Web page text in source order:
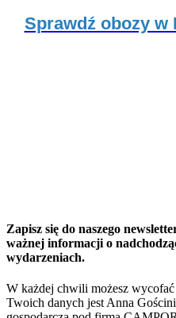
Sprawdź obozy w
Zapisz się do naszego
ważnej informacji o
wydarzeniach.
W każdej chwili możesz
Twoich danych jest Anna